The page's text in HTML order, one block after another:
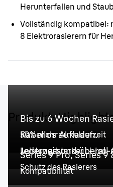
Herunterfallen und
Vollständig kompatibel:
8 Elektrorasierern für
Produkt-
Bis zu 6 Wochen
50% mehr Akkulaufzeit
Kabellos aufladen.
Leistungsstarker Li-Ion-
Jederzeit und überall
Schutz des Rasierers
Series 9 Pro, Series 9
Kompatibilität